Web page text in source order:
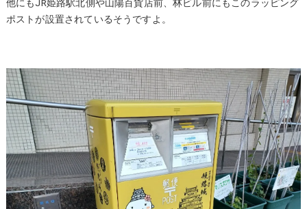
他にもJR姫路駅北側や山陽百貨店前、林ビル前にもこのラッピング
ポストが設置されているそうですよ。